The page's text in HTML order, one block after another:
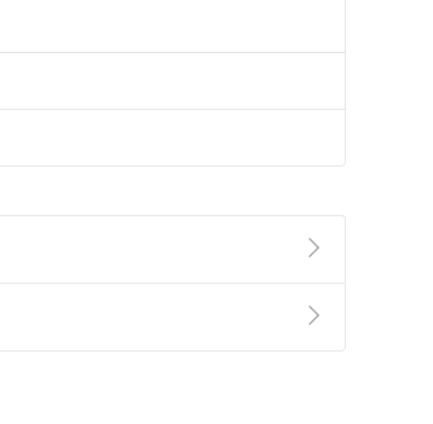
之規定，「非以有形媒介提供之數位